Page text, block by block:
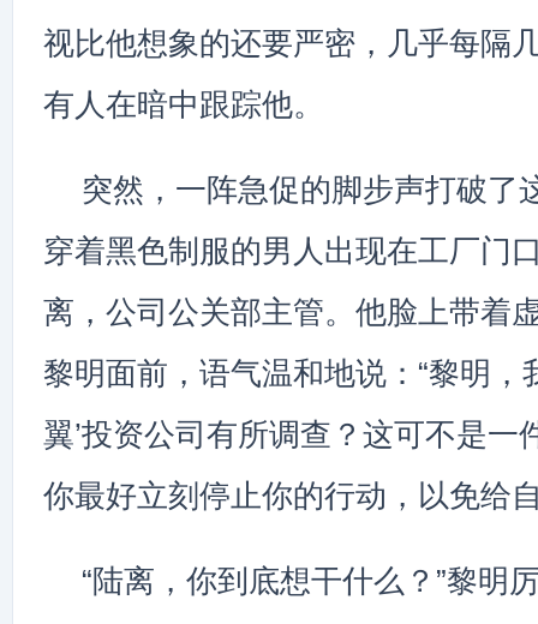
视比他想象的还要严密，几乎每隔
有人在暗中跟踪他。
突然，一阵急促的脚步声打破了
穿着黑色制服的男人出现在工厂门
离，公司公关部主管。他脸上带着
黎明面前，语气温和地说：“黎明，
翼’投资公司有所调查？这可不是一
你最好立刻停止你的行动，以免给
“陆离，你到底想干什么？”黎明